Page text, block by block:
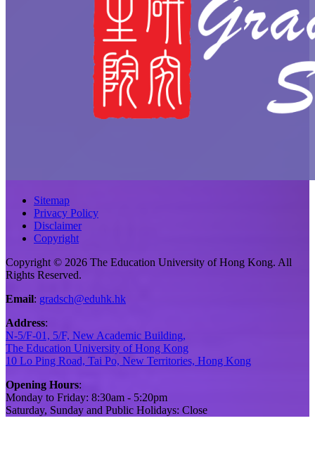
Sitemap
Privacy Policy
Disclaimer
Copyright
Copyright © 2026 The Education University of Hong Kong. All
Rights Reserved.
Email: gradsch@eduhk.hk
Address:
N-5/F-01, 5/F, New Academic Building,
The Education University of Hong Kong
10 Lo Ping Road, Tai Po, New Territories, Hong Kong
Opening Hours:
Monday to Friday: 8:30am - 5:20pm
Saturday, Sunday and Public Holidays: Close